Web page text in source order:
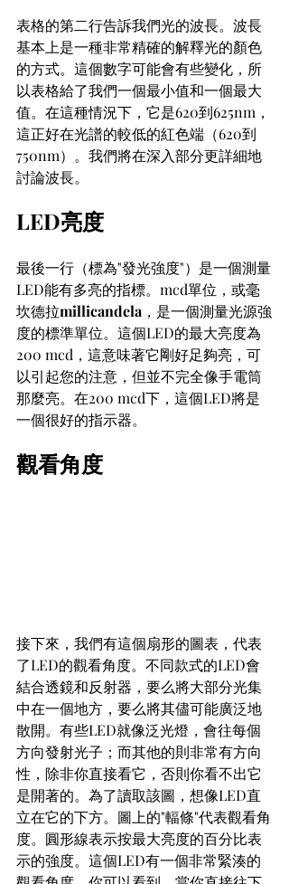
表格的第二行告訴我們光的波長。波長
基本上是一種非常精確的解釋光的顏色
的方式。這個數字可能會有些變化，所
以表格給了我們一個最小值和一個最大
值。在這種情況下，它是620到625nm，
這正好在光譜的較低的紅色端（620到
750nm）。我們將在深入部分更詳細地
討論波長。
LED亮度
最後一行（標為"發光強度"）是一個測量
LED能有多亮的指標。mcd單位，或毫
坎德拉millicandela ，是一個測量光源強
度的標準單位。這個LED的最大亮度為
200 mcd，這意味著它剛好足夠亮，可
以引起您的注意，但並不完全像手電筒
那麼亮。在200 mcd下，這個LED將是
一個很好的指示器。
觀看角度
接下來，我們有這個扇形的圖表，代表
了LED的觀看角度。不同款式的LED會
結合透鏡和反射器，要么將大部分光集
中在一個地方，要么將其儘可能廣泛地
散開。有些LED就像泛光燈，會往每個
方向發射光子；而其他的則非常有方向
性，除非你直接看它，否則你看不出它
是開著的。為了讀取該圖，想像LED直
立在它的下方。圖上的"輻條"代表觀看角
度。圓形線表示按最大亮度的百分比表
示的強度。這個LED有一個非常緊湊的